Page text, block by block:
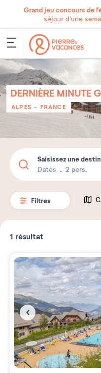
Grand jeu concours de
séjour d'une
DERNIÈRE MINUTE
ALPES - FRANCE
Saisissez une
Dates 2 pers.
Filtres
1 résultat